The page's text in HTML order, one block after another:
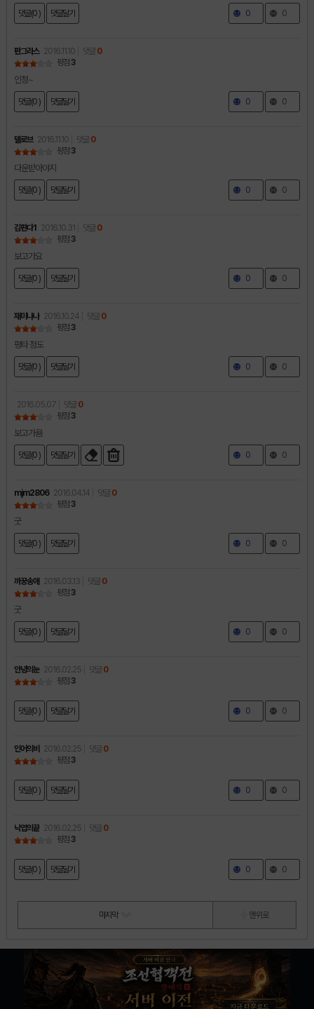
댓글(0 ) 댓글달기 0 0
판그라스 2016.11.10 댓글 0
평점 3
인정~
댓글(0 ) 댓글달기 0 0
델로브 2016.11.10 댓글 0
평점 3
다운받아야지
댓글(0 ) 댓글달기 0 0
김판다1 2016.10.31 댓글 0
평점 3
보고가요
댓글(0 ) 댓글달기 0 0
재미나나 2016.10.24 댓글 0
평점 3
평타 정도
댓글(0 ) 댓글달기 0 0
2016.05.07 댓글 0
평점 3
보고가욤
댓글(0 ) 댓글달기 0 0
mjm2806 2016.04.14 댓글 0
평점 3
굿
댓글(0 ) 댓글달기 0 0
까꿍송애 2016.03.13 댓글 0
평점 3
굿
댓글(0 ) 댓글달기 0 0
안녕의눈 2016.02.25 댓글 0
평점 3
댓글(0 ) 댓글달기 0 0
인어의비 2016.02.25 댓글 0
평점 3
댓글(0 ) 댓글달기 0 0
낙엽의끝 2016.02.25 댓글 0
평점 3
댓글(0 ) 댓글달기 0 0
마지막 맨 위로